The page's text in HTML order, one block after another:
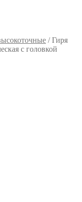
/Гиря
с головкой